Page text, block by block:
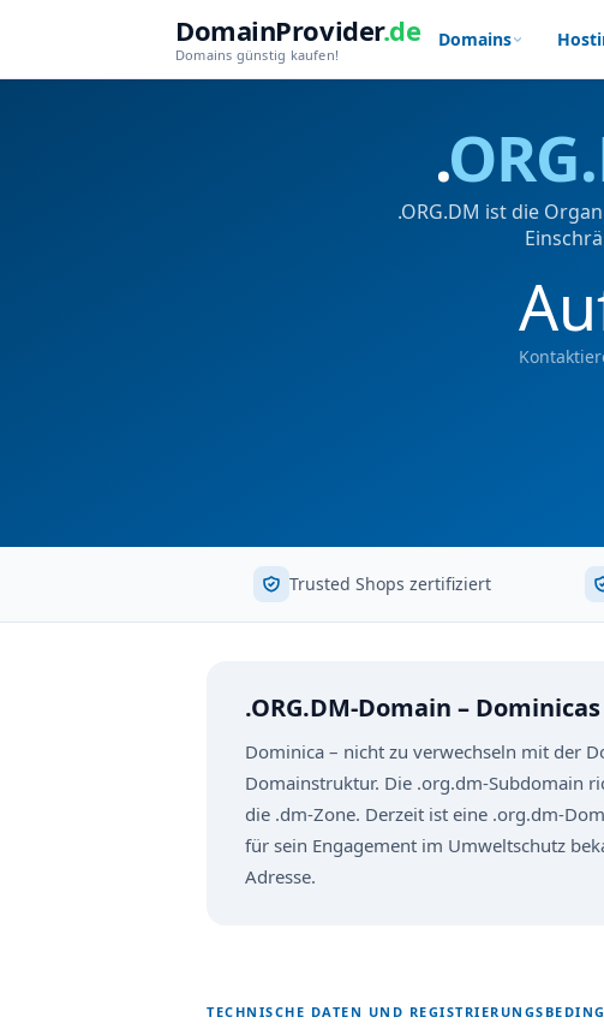
DomainProvider.de
Domains günstig kaufen!
Domains
.
.ORG.DM ist die
Trusted Shops zertifiziert
.ORG.DM-Domain –
Dominica – nicht zu verwechseln mit der
Domainstruktur. Die .org.dm-Subdomain
die .dm-Zone. Derzeit ist eine .org.dm-
für sein Engagement im Umweltschutz
Adresse.
TECHNISCHE DATEN UND